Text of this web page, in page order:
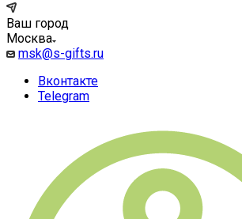
Ваш город
Москва
msk@s-gifts.ru
Вконтакте
Telegram